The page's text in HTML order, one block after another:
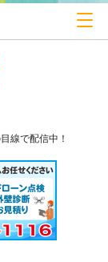
線で配信中！